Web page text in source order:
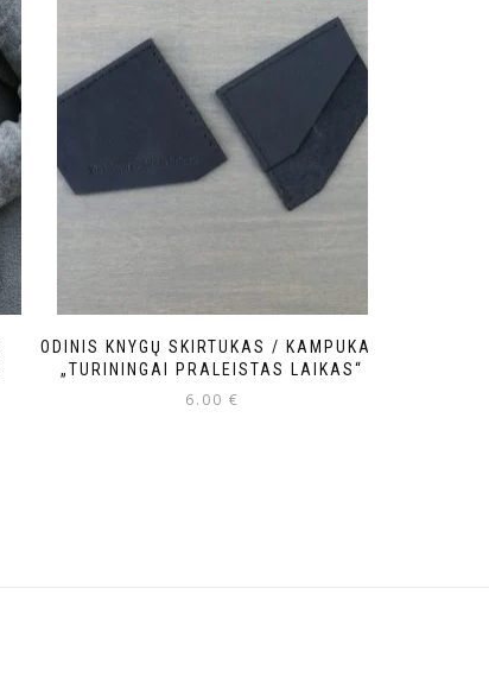
ODINIS KNYGŲ SKIRTUKAS / KAMPUKAS
„TURININGAI PRALEISTAS LAIKAS“
6.00 €